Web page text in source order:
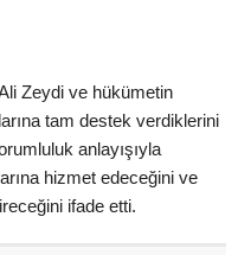
Zeydi ve hükümetin
tam destek verdiklerini
anlayışıyla
hizmet edeceğini ve
ifade etti.